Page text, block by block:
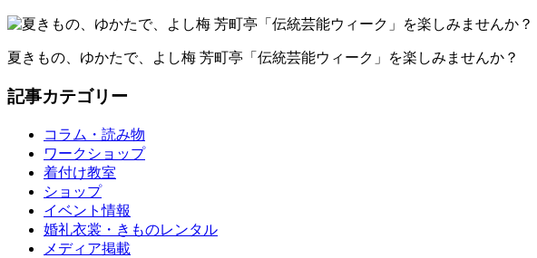
夏きもの、ゆかたで、よし梅 芳町亭「伝統芸能ウィーク」を楽しみませんか？
記事カテゴリー
コラム・読み物
ワークショップ
着付け教室
ショップ
イベント情報
婚礼衣裳・きものレンタル
メディア掲載